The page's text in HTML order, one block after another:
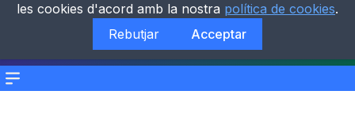
Menu
les cookies d'acord amb la nostra política de cookies.
Rebutjar
Acceptar